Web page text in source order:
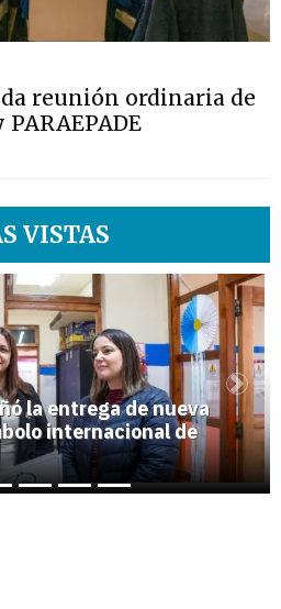
reunión ordinaria de
PARAEPADE
VISTAS
1
la entrega de nueva
internacional de
Next